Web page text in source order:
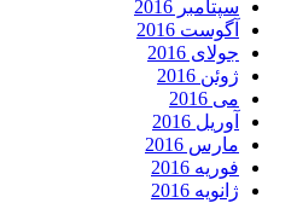
سپتامبر 2016
آگوست 2016
جولای 2016
ژوئن 2016
می 2016
آوریل 2016
مارس 2016
فوریه 2016
ژانویه 2016